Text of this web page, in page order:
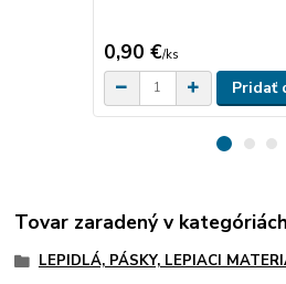
0,90 €/ks
Pridať
Tovar zaradený v kategóriách
LEPIDLÁ, PÁSKY, LEPIACI